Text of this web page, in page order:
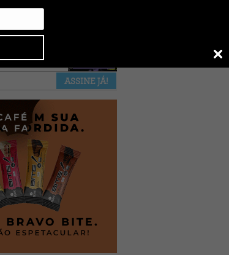
•NAS BANCAS
ASSINE JÁ!